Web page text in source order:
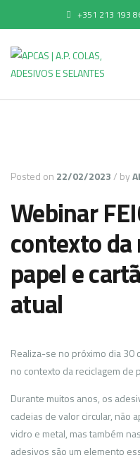
+351 213 193
Posted on 22/02/2023/ by
Webinar
contexto da
papel e
atual
Realiza-se no próximo dia 30
no contexto da reciclagem de
Durante muitos anos, os
cadeias de valor circular, não
vidro e metal, mas também
adesivos são um elemento